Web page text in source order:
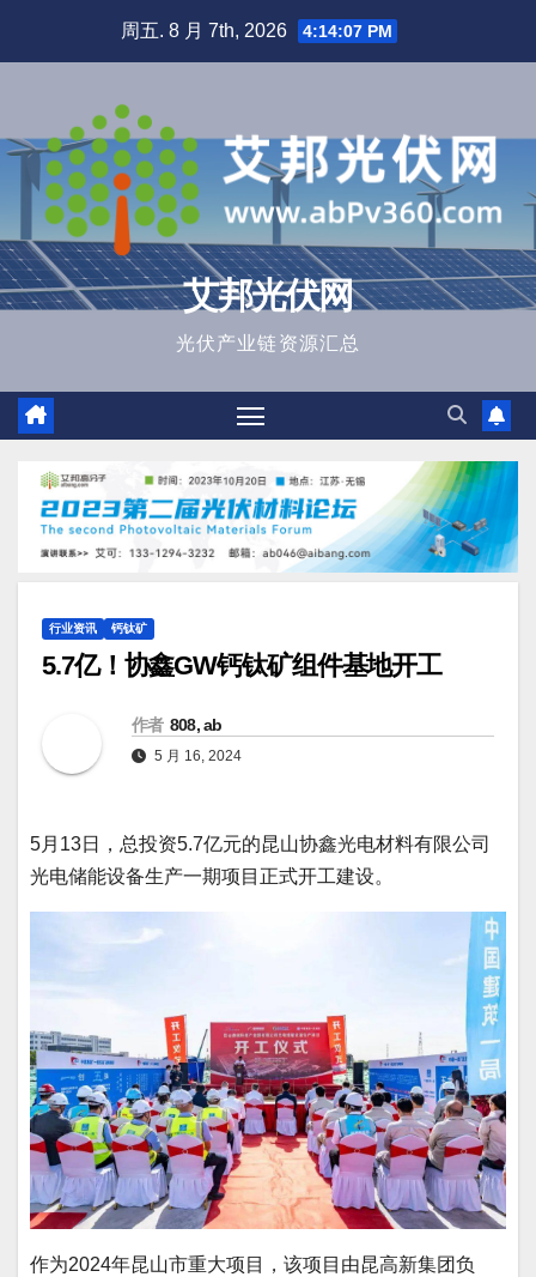
周五. 8 月 7th, 2026 4:14:08 PM
艾邦光伏网
光伏产业链资源汇总
行业资讯 钙钛矿
5.7亿！协鑫GW钙钛矿组件基地开工
作者 808, ab
5 月 16, 2024
5月13日，总投资5.7亿元的昆山协鑫光电材料有限公司
光电储能设备生产一期项目正式开工建设。
作为2024年昆山市重大项目，该项目由昆高新集团负